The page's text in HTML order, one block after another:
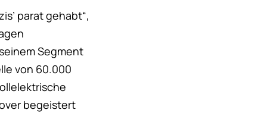
parat gehabt“,
Segment
von 60.000
begeistert